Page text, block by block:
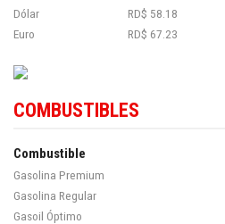
Dólar RD$ 58.18
Euro
RD$ 67.23
COMBUSTIBLES
Combustible
Gasolina Premium
Gasolina Regular
Gasoil Óptimo